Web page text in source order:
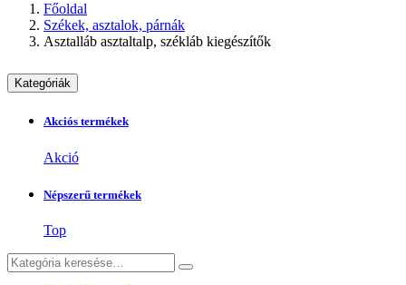
Főoldal
Székek, asztalok, párnák
Asztalláb asztaltalp, székláb kiegészítők
Kategóriák
Akciós termékek
Akció
Népszerű termékek
Top